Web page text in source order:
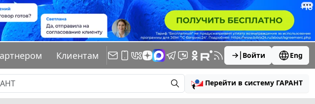
Клиентам Войти Eng
Перейти в систему ГАРАНТ